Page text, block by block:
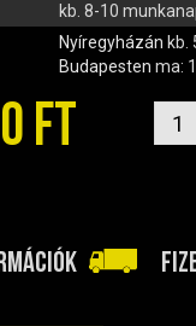
kb. 8-10
Nyíregyházán kb.
Budapesten ma:
FT